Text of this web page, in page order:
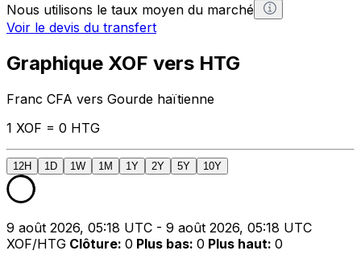
Nous utilisons le taux moyen du marché
Voir le devis du transfert
Graphique XOF vers HTG
Franc CFA vers Gourde haïtienne
1 XOF = 0 HTG
12H 1D 1W 1M 1Y 2Y 5Y 10Y
9 août 2026, 05:18 UTC - 9 août 2026, 05:18 UTC
XOF/HTG Clôture: 0 Plus bas: 0 Plus haut: 0